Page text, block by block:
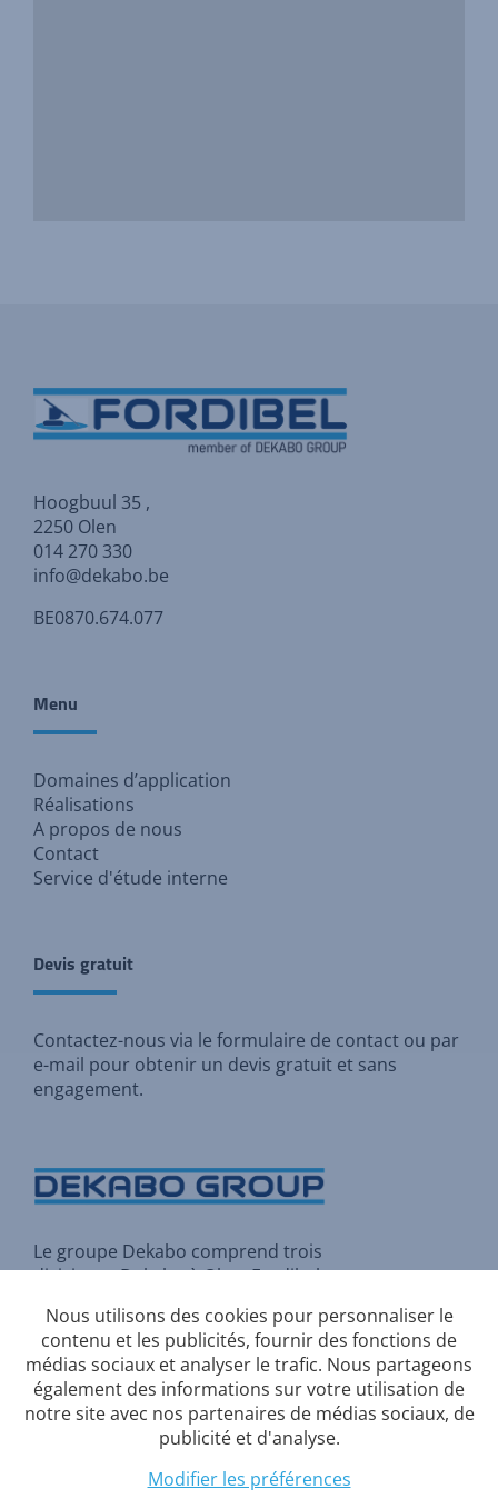
Hoogbuul 35 ,
2250 Olen
014 270 330
info@dekabo.be
BE0870.674.077
Menu
Domaines d’application
Réalisations
A propos de nous
Contact
Service d'étude interne
Devis gratuit
Contactez-nous via le formulaire de contact ou par
e-mail pour obtenir un devis gratuit et sans
engagement.
Le groupe Dekabo comprend trois
divisions :Dekaboà Olen,Fordibel
(Bruxelles).
Conditions-generales
Nous utilisons des cookies pour personnaliser le
contenu et les publicités, fournir des fonctions de
médias sociaux et analyser le trafic. Nous partageons
également des informations sur votre utilisation de
notre site avec nos partenaires de médias sociaux, de
publicité et d'analyse.
Modifier les préférences